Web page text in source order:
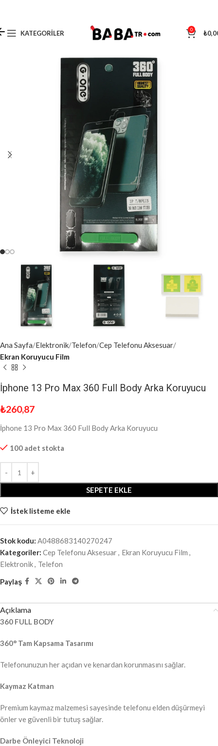
KATEGORILER 0 ₺
Ana Sayfa Elektronik Telefon Cep Telefonu Aksesuar
Ekran Koruyucu Film
İphone 13 Pro Max 360 Full Body Arka Koruyucu
₺260,87
İphone 13 Pro Max 360 Full Body Arka Koruyucu
100 adet stokta
SEPETE EKLE
İstek listeme ekle
Stok kodu: A0488683140270247
Kategoriler: Cep Telefonu Aksesuar, Ekran Koruyucu Film ,
Elektronik, Telefon
Paylaş
Açıklama
360 FULL BODY
360° Tam Kapsama Tasarımı
Telefonunuzun her açıdan ve kenardan korunmasını sağlar.
Kaymaz Katman
Premium kaymaz malzemesi sayesinde telefonu elden düşürmeyi
önler ve güvenli bir tutuş sağlar.
Darbe Önleyici Teknoloji